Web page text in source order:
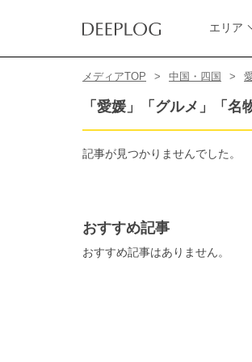
エリア
メディアTOP 中国・四国
「愛媛」「グルメ」「
記事が見つかりませんでした。
おすすめ記事
おすすめ記事はありません。